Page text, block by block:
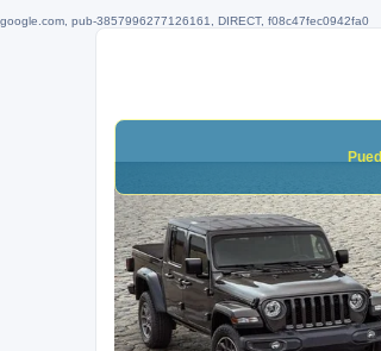
google.com, pub-3857996277126161, DIRECT, f08c47fec0942fa0